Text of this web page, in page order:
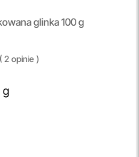
glinka 100 g
2opinie)
g